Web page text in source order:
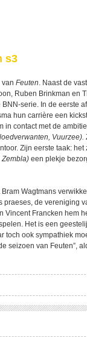
s3
van Feuten. Naast de
Ruben Brinkman en
serie. In de eerste
hun carrière een
in contact met de
Vuurzee).
Zijn eerste taak: het
Zembla) een plekje
Wagtmans
praeses, de vereniging
Vincent Francken hem
Het is een
toch ook sympathiek
seizoen van Feuten”,